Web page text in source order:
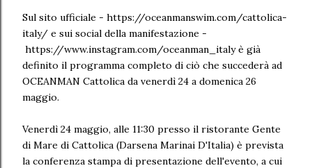
Sul sito ufficiale - https://oceanmanswim.com/cattolica-
italy/ e sui social della manifestazione -
https://www.instagram.com/oceanman_italy è già
definito il programma completo di ciò che succederà ad
OCEANMAN Cattolica da venerdì 24 a domenica 26
maggio.
Venerdì 24 maggio, alle 11:30 presso il ristorante Gente
di Mare di Cattolica (Darsena Marinai D'Italia) è prevista
la conferenza stampa di presentazione dell'evento, a cui